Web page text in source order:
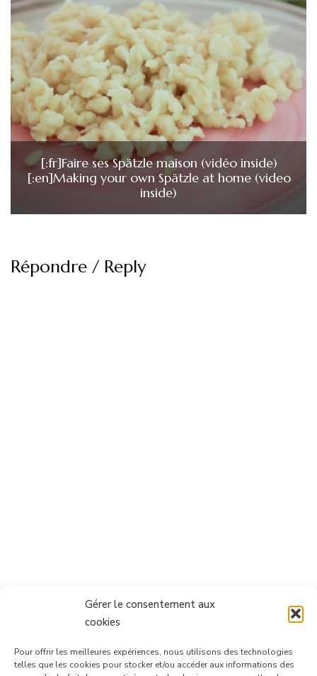
Gérer le consentement aux
cookies
Pour offrir les meilleures expériences, nous utilisons des technologies
telles que les cookies pour stocker et/ou accéder aux informations des
[:fr]Faire ses Spätzle maison (vidéo inside)
[:en]Making your own Spätzle at home (video
inside)
Répondre / Reply